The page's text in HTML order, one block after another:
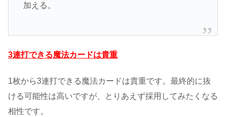
加える。
3連打できる魔法カードは貴重
1枚から3連打できる魔法カードは貴重です。最終的に抜
ける可能性は高いですが、とりあえず採用してみたくなる
相性です。